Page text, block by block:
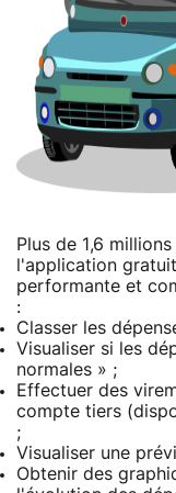
Plus de 1,6
l'application
performante et
:
Classer les
Visualiser si les
normales » ;
Effectuer des
compte tiers
;
Visualiser une
Obtenir des